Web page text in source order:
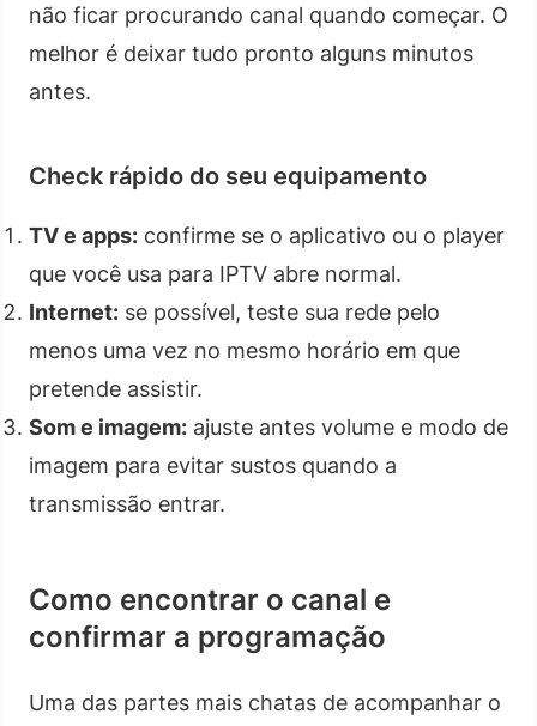
não ficar procurando canal quando começar. O
melhor é deixar tudo pronto alguns minutos
antes.
Check rápido do seu equipamento
TV e apps: confirme se o aplicativo ou o player
que você usa para IPTV abre normal.
Internet: se possível, teste sua rede pelo
menos uma vez no mesmo horário em que
pretende assistir.
Som e imagem: ajuste antes volume e modo de
imagem para evitar sustos quando a
transmissão entrar.
Como encontrar o canal e
confirmar a programação
Uma das partes mais chatas de acompanhar o